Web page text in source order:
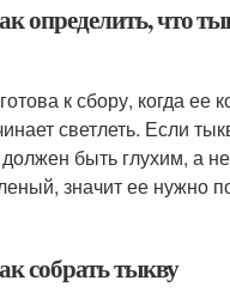
определить, что
к сбору, когда ее
светлеть. Если
должен быть глухим, а
значит ее нужно
собрать тыкву